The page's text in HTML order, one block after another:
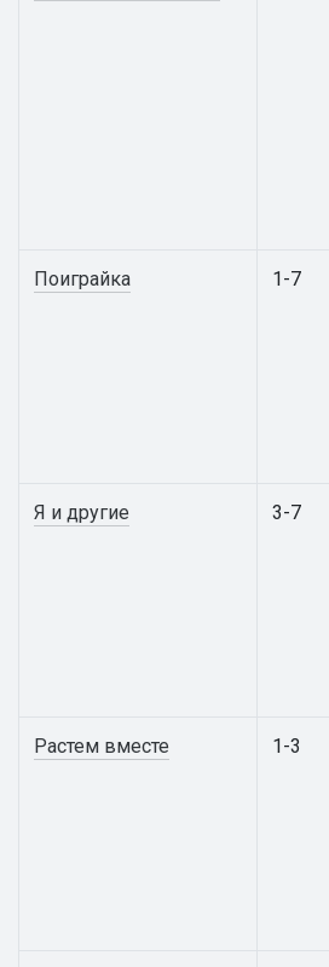
Поиграйка 1-7
Я и другие 3-7
Растем вместе 1-3